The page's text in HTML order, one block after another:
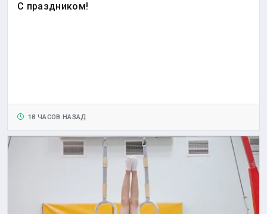
С праздником!
18 ЧАСОВ НАЗАД